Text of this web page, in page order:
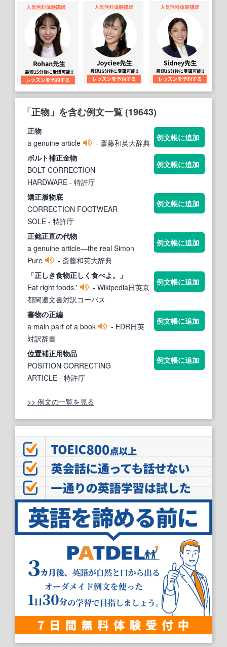
「正物」を含む例文一覧 (19643)
正物
a genuine article
- 斎藤和英大辞典
例文帳に追加
ボルト補正金物
BOLT CORRECTION
HARDWARE - 特許庁
例文帳に追加
矯正履物底
CORRECTION FOOTWEAR
SOLE - 特許庁
例文帳に追加
正銘正直の代物
a genuine article―the real Simon
Pure
- 斎藤和英大辞典
例文帳に追加
「正しき食物正しく食べよ。」
Eat right foods.'
- Wikipedia日英京
都関連文書対訳コーパス
例文帳に追加
書物の正編
a main part of a book
- EDR日英
対訳辞書
例文帳に追加
位置補正用物品
POSITION CORRECTING
ARTICLE - 特許庁
例文帳に追加
>> 例文の一覧を見る